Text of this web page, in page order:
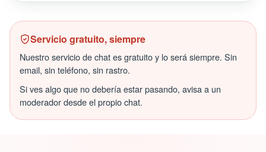
Servicio gratuito, siempre
Nuestro servicio de chat es gratuito y lo será siempre. Sin
email, sin teléfono, sin rastro.
Si ves algo que no debería estar pasando, avisa a un
moderador desde el propio chat.